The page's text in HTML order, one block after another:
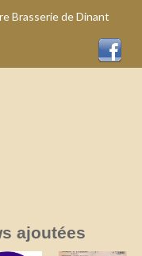
Brasserie de Dinant
ajoutées